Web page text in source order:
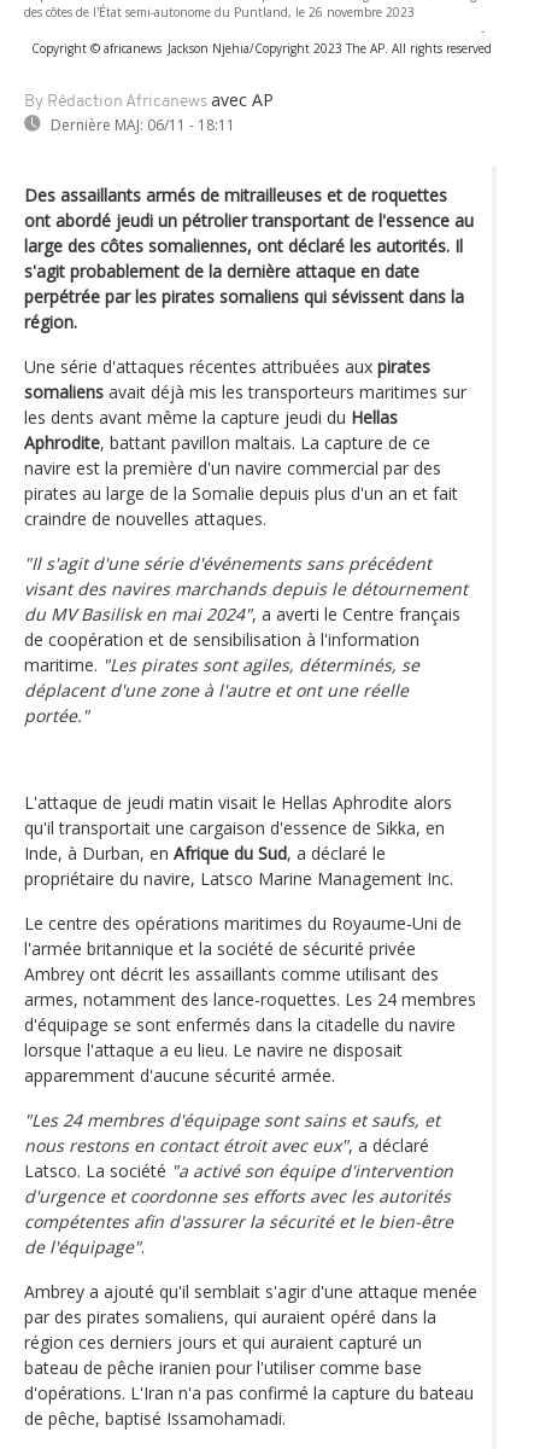
des côtes de l'État semi-autonome du Puntland, le 26 novembre 2023
-
Copyright © africanews Jackson Njehia/Copyright 2023 The AP. All rights reserved
By Rédaction Africanews avec AP
Dernière MAJ: 06/11 - 18:11
Des assaillants armés de mitrailleuses et de roquettes
ont abordé jeudi un pétrolier transportant de l'essence au
large des côtes somaliennes, ont déclaré les autorités. Il
s'agit probablement de la dernière attaque en date
perpétrée par les pirates somaliens qui sévissent dans la
région.
Une série d'attaques récentes attribuées aux pirates
somaliens avait déjà mis les transporteurs maritimes sur
les dents avant même la capture jeudi du Hellas
Aphrodite, battant pavillon maltais. La capture de ce
navire est la première d'un navire commercial par des
pirates au large de la Somalie depuis plus d'un an et fait
craindre de nouvelles attaques.
"Il s'agit d'une série d'événements sans précédent
visant des navires marchands depuis le détournement
du MV Basilisk en mai 2024", a averti le Centre français
de coopération et de sensibilisation à l'information
maritime. "Les pirates sont agiles, déterminés, se
déplacent d'une zone à l'autre et ont une réelle
portée."
L'attaque de jeudi matin visait le Hellas Aphrodite alors
qu'il transportait une cargaison d'essence de Sikka, en
Inde, à Durban, en Afrique du Sud, a déclaré le
propriétaire du navire, Latsco Marine Management Inc.
Le centre des opérations maritimes du Royaume-Uni de
l'armée britannique et la société de sécurité privée
Ambrey ont décrit les assaillants comme utilisant des
armes, notamment des lance-roquettes. Les 24 membres
d'équipage se sont enfermés dans la citadelle du navire
lorsque l'attaque a eu lieu. Le navire ne disposait
apparemment d'aucune sécurité armée.
"Les 24 membres d'équipage sont sains et saufs, et
nous restons en contact étroit avec eux", a déclaré
Latsco. La société "a activé son équipe d'intervention
d'urgence et coordonne ses efforts avec les autorités
compétentes afin d'assurer la sécurité et le bien-être
de l'équipage".
Ambrey a ajouté qu'il semblait s'agir d'une attaque menée
par des pirates somaliens, qui auraient opéré dans la
région ces derniers jours et qui auraient capturé un
bateau de pêche iranien pour l'utiliser comme base
d'opérations. L'Iran n'a pas confirmé la capture du bateau
de pêche, baptisé Issamohamadi.